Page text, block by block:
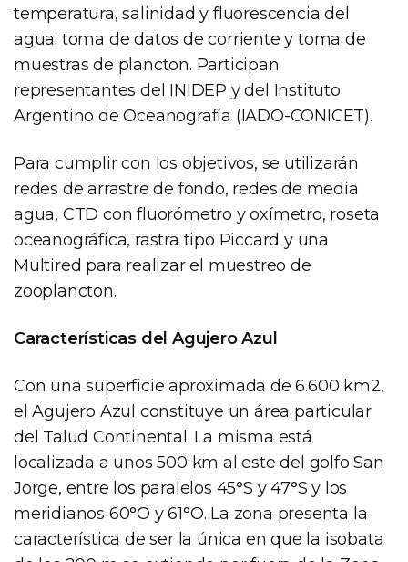
temperatura, salinidad y fluorescencia del
agua; toma de datos de corriente y toma de
muestras de plancton. Participan
representantes del INIDEP y del Instituto
Argentino de Oceanografía (IADO-CONICET).
Para cumplir con los objetivos, se utilizarán
redes de arrastre de fondo, redes de media
agua, CTD con fluorómetro y oxímetro, roseta
oceanográfica, rastra tipo Piccard y una
Multired para realizar el muestreo de
zooplancton.
Características del Agujero Azul
Con una superficie aproximada de 6.600 km2,
el Agujero Azul constituye un área particular
del Talud Continental. La misma está
localizada a unos 500 km al este del golfo San
Jorge, entre los paralelos 45°S y 47°S y los
meridianos 60°O y 61°O. La zona presenta la
característica de ser la única en que la isobata